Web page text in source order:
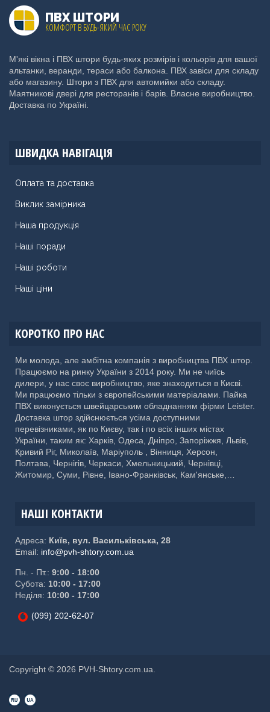
ПВХ ШТОРИ
КОМФОРТ В БУДЬ-ЯКИЙ ЧАС РОКУ
М'які вікна і ПВХ штори будь-яких розмірів і кольорів для вашої
альтанки, веранди, тераси або балкона. ПВХ завіси для складу
або магазину. Штори з ПВХ для автомийки або складу.
Маятникові двері для ресторанів і барів. Власне виробництво.
Доставка по Україні.
ШВИДКА НАВІГАЦІЯ
Оплата та доставка
Виклик замірника
Наша продукція
Наші поради
Наші роботи
Наші ціни
КОРОТКО ПРО НАС
Ми молода, але амбітна компанія з виробництва ПВХ штор.
Працюємо на ринку України з 2014 року. Ми не чиїсь
дилери, у нас своє виробництво, яке знаходиться в Києві.
Ми працюємо тільки з європейськими матеріалами. Пайка
ПВХ виконується швейцарським обладнанням фірми Leister.
Доставка штор здійснюється усіма доступними
перевізниками, як по Києву, так і по всіх інших містах
України, таким як: Харків, Одеса, Дніпро, Запоріжжя, Львів,
Кривий Ріг, Миколаїв, Маріуполь , Вінниця, Херсон,
Полтава, Чернігів, Черкаси, Хмельницький, Чернівці,
Житомир, Суми, Рівне, Івано-Франківськ, Кам'янське,
Бердянськ, Бровари, Павлоград, Сєвєродонецьк
НАШІ КОНТАКТИ
Адреса: Київ, вул. Васильківська, 28
Email: info@pvh-shtory.com.ua
Пн. - Пт.: 9:00 - 18:00
Субота: 10:00 - 17:00
Неділя: 10:00 - 17:00
(099) 202-62-07
Copyright © 2026 PVH-Shtory.com.ua.